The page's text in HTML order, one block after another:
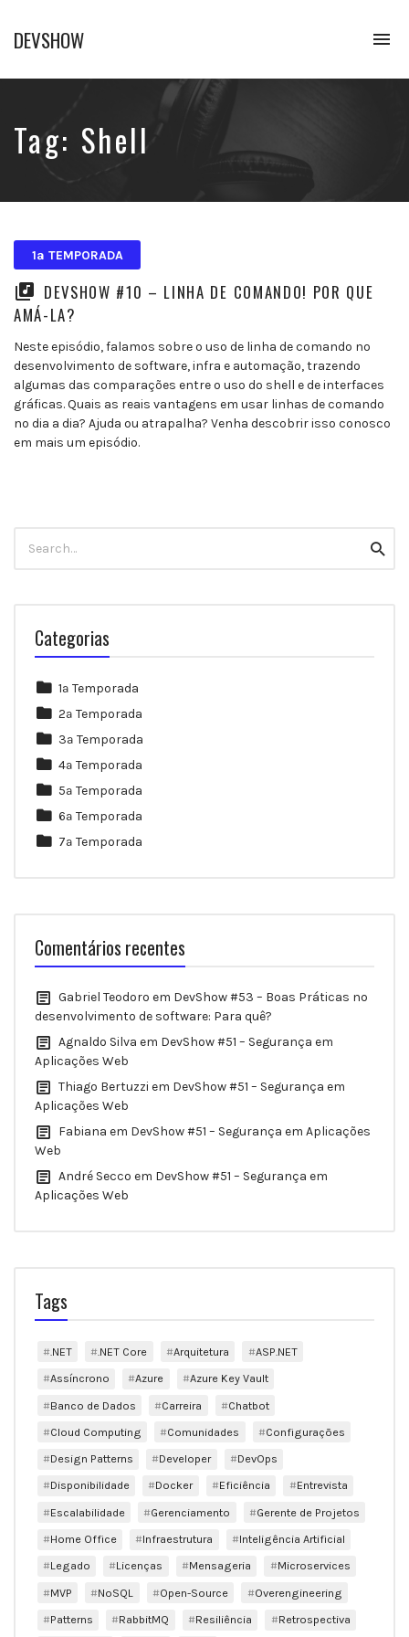
DEVSHOW
em
Tag: Shell
1ª TEMPORADA
DEVSHOW #10 – LINHA DE COMANDO! POR QUE
AMÁ-LA?
Neste episódio, falamos sobre o uso de linha de comando no
desenvolvimento de software, infra e automação, trazendo
algumas das comparações entre o uso do shell e de interfaces
gráficas. Quais as reais vantagens em usar linhas de comando
no dia a dia? Ajuda ou atrapalha? Venha descobrir isso conosco
em mais um episódio.
for:
Categorias
1ª Temporada
2ª Temporada
3ª Temporada
4ª Temporada
5ª Temporada
6ª Temporada
7ª Temporada
Comentários recentes
Gabriel Teodoro em DevShow #53 – Boas Práticas no
desenvolvimento de software: Para quê?
Agnaldo Silva em DevShow #51 – Segurança em
Aplicações Web
Thiago Bertuzzi em DevShow #51 – Segurança em
Aplicações Web
Fabiana em DevShow #51 – Segurança em Aplicações
Web
André Secco em DevShow #51 – Segurança em
Aplicações Web
Tags
.NET .NET Core Arquitetura
ASP.NET
Assíncrono
Azure
Azure Key Vault
Banco de Dados
Carreira
Chatbot
Cloud Computing
Comunidades
Configurações
Design Patterns
Developer
DevOps
Disponibilidade
Docker Eficiência
Entrevista
Escalabilidade
Gerenciamento
Gerente de Projetos
Home Office
Infraestrutura
Inteligência Artificial
Legado
Licenças Mensageria
Microservices
MVP
NoSQL Open-Source
Overengineering
Patterns
RabbitMQ Resiliência Retrospectiva